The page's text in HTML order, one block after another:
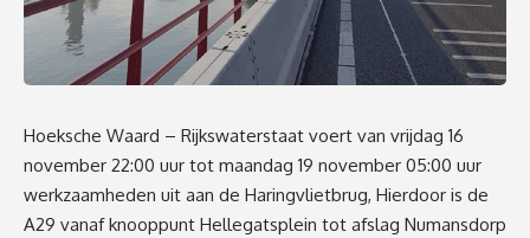
Hoeksche Waard – Rijkswaterstaat voert van vrijdag 16
november 22:00 uur tot maandag 19 november 05:00 uur
werkzaamheden uit aan de Haringvlietbrug, Hierdoor is de
A29 vanaf knooppunt Hellegatsplein tot afslag Numansdorp